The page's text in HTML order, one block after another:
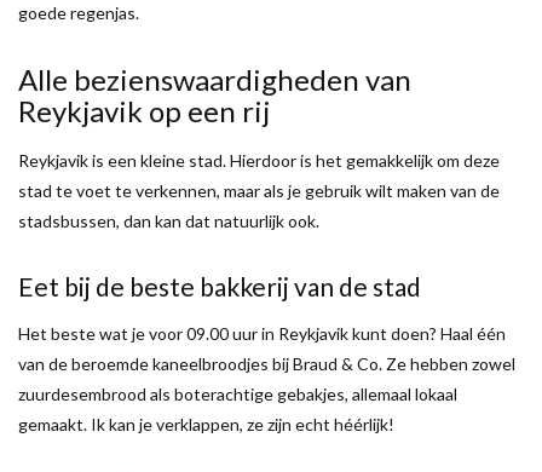
goede regenjas.
Alle bezienswaardigheden van
Reykjavik op een rij
Reykjavik is een kleine stad. Hierdoor is het gemakkelijk om deze
stad te voet te verkennen, maar als je gebruik wilt maken van de
stadsbussen, dan kan dat natuurlijk ook.
Eet bij de beste bakkerij van de stad
Het beste wat je voor 09.00 uur in Reykjavik kunt doen? Haal één
van de beroemde kaneelbroodjes bij Braud & Co. Ze hebben zowel
zuurdesembrood als boterachtige gebakjes, allemaal lokaal
gemaakt. Ik kan je verklappen, ze zijn echt héérlijk!